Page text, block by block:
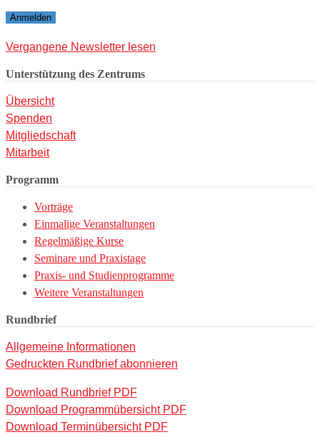
Vergangene Newsletter lesen
Unterstützung des Zentrums
Übersicht
Spenden
Mitgliedschaft
Mitarbeit
Programm
Vorträge
Einmalige Veranstaltungen
Regelmäßige Kurse
Seminare und Praxistage
Praxis- und Studienprogramme
Weitere Veranstaltungen
Rundbrief
Allgemeine Informationen
Gedruckten Rundbrief abonnieren
Download Rundbrief PDF
Download Programmübersicht PDF
Download Terminübersicht PDF